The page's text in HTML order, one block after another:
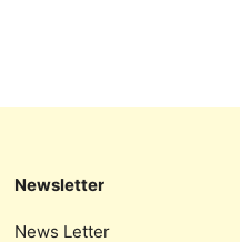
Newsletter
News Letter